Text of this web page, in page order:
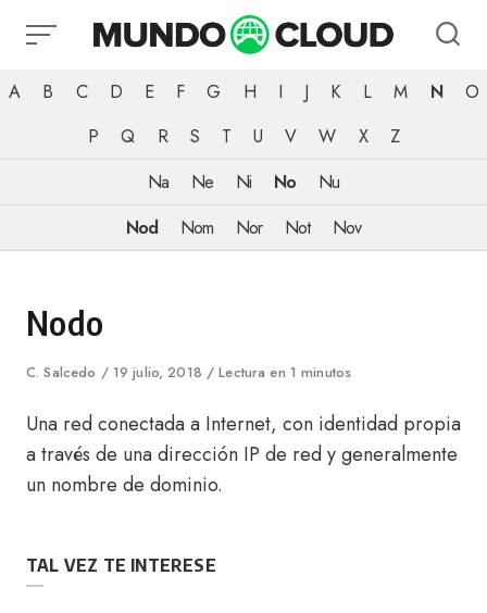
A B C D E F G H I J K L M N
O
P
Q R S T U V W X
Z
Na
Ne Ni No
Nu
Nod
Nom Nor Not Nov
Category
Nodo
Author
C. Salcedo
Published
19 julio, 2018 Lectura en 1 minutos
Una red conectada a Internet, con identidad propia
a través de una dirección IP de red y generalmente
un nombre de dominio.
TAL VEZ TE INTERESE